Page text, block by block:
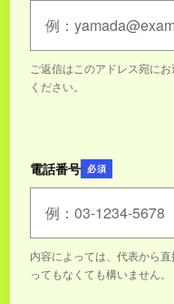
ご返信はこのアドレス宛に
ください。
電話番号 必須
内容によっては、代表から
ってもなくても構いません。